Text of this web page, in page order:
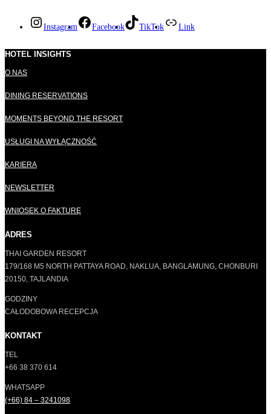
Instagram Facebook TikTok Link
HOTEL INSIGHTS
O NAS
DINING RESERVATIONS
MOMENTS BEYOND THE RESORT
USŁUGI NA WYŁĄCZNOŚĆ
KARIERA
NEWSLETTER
WNIOSEK O FAKTURĘ
ADRES
THAI GARDEN RESORT
179/168 M5 NORTH PATTAYA ROAD, NAKLUA, BANGLAMUNG, CHONBURI
20150, TAJLANDIA
GODZINY
CAŁODOBOWA RECEPCJA
KONTAKT
TEL
+66 38 370 614
WHATSAPP
(+66) 84 – 3241098